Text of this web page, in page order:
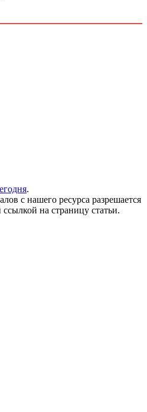
.
с нашего ресурса разрешается
на страницу статьи.